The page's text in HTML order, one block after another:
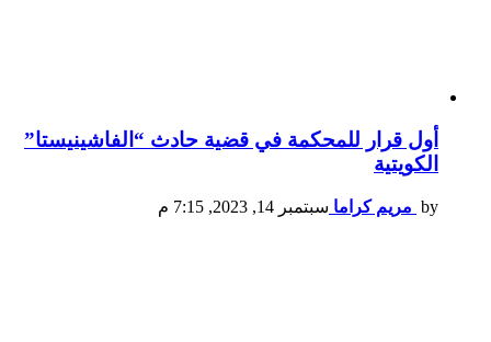
أول قرار للمحكمة في قضية حادث “الفاشينيستا”
الكويتية
by مريم كراما سبتمبر 14, 2023, 7:15 م